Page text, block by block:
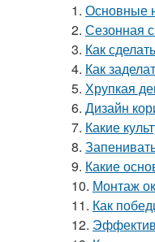
1. Основные
2. Сезонная
3. Как
4. Как
5. Хрупкая
6. Дизайн
7. Какие
8.
9. Какие
10. Монтаж
11. Как
12.